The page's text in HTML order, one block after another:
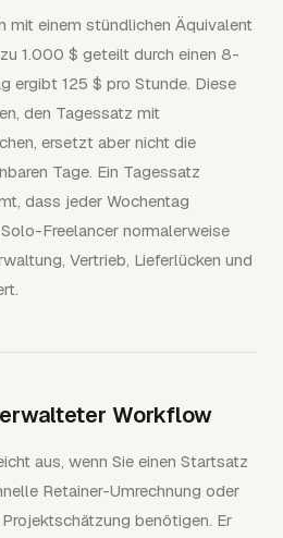
mit einem stündlichen Äquivalent
1.000 $ geteilt durch einen 8-
ergibt 125 $ pro Stunde. Diese
den Tagessatz mit
ersetzt aber nicht die
Tage. Ein Tagessatz
dass jeder Wochentag
Freelancer normalerweise
Vertrieb, Lieferlücken und
Workflow
aus, wenn Sie einen Startsatz
Retainer-Umrechnung oder
benötigen. Er